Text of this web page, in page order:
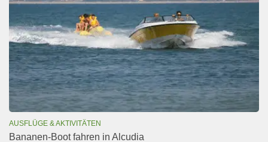
AUSFLÜGE & AKTIVITÄTEN
Bananen-Boot fahren in Alcudia